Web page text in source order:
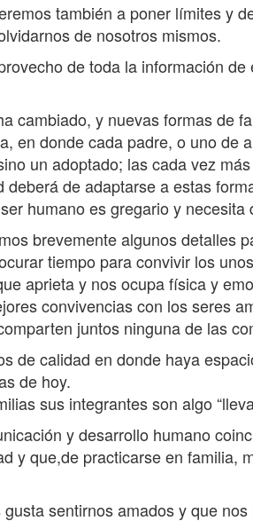
también a poner límites y
de nosotros mismos.
de toda la información
cambiado, y nuevas formas de
en donde cada padre, o uno de
un adoptado; las cada vez
deberá de adaptarse a estas
humano es gregario y
brevemente algunos detalles
tiempo para convivir los
aprieta y nos ocupa física y
convivencias con los seres
juntos ninguna de las
de calidad en donde haya
de hoy.
sus integrantes son algo
y desarrollo humano
y que,de practicarse en familia,
sentirnos amados y que